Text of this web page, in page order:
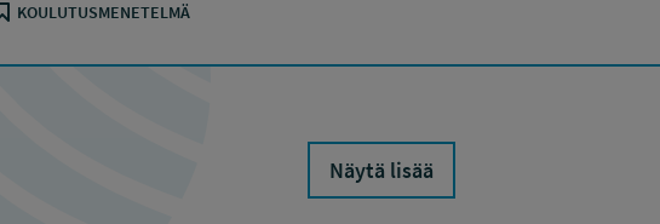
KOULUTUSMENETELMÄ
Näytä lisää